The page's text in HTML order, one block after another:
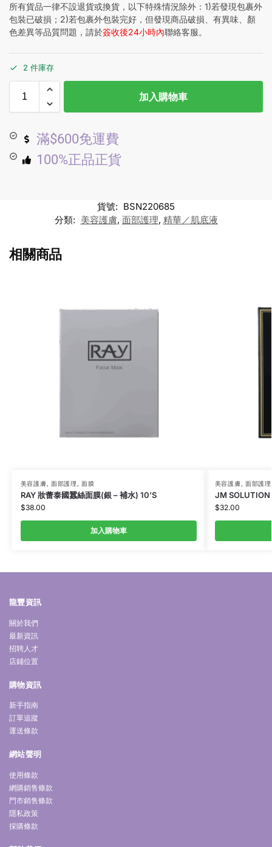
所有貨品一律不設退貨或換貨，以下特殊情況除外：1)若發現包裹外
包裝已破損；2)若包裹外包裝完好，但發現商品破損、有異味、顏
色差異等品質問題，請於簽收後24小時內聯絡客服。
2 件庫存
加入購物車
滿$600免運費
100%正品正貨
貨號: BSN220685
分類: 美容護膚, 面部護理, 精華／肌底液
相關商品
美容護膚, 面部護理 ,面膜
RAY 妝蕾泰國蠶絲面膜(銀 – 補水) 10’S
$38.00
加入購物車
美容護膚, 面部護理
JM SOLUTION
$32.00
龍豐資訊
關於我們
最新資訊
招聘人才
店鋪位置
購物資訊
新手指南
訂單追蹤
運送條款
網站聲明
使用條款
網購銷售條款
門市銷售條款
隱私政策
採購條款